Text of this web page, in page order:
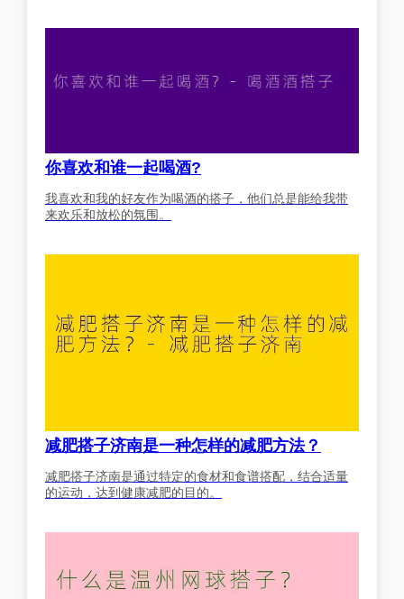
你喜欢和谁一起喝酒?
我喜欢和我的好友作为喝酒的搭子，他们总是能给我带
来欢乐和放松的氛围。
减肥搭子济南是一种怎样的减肥方法？
减肥搭子济南是通过特定的食材和食谱搭配，结合适量
的运动，达到健康减肥的目的。